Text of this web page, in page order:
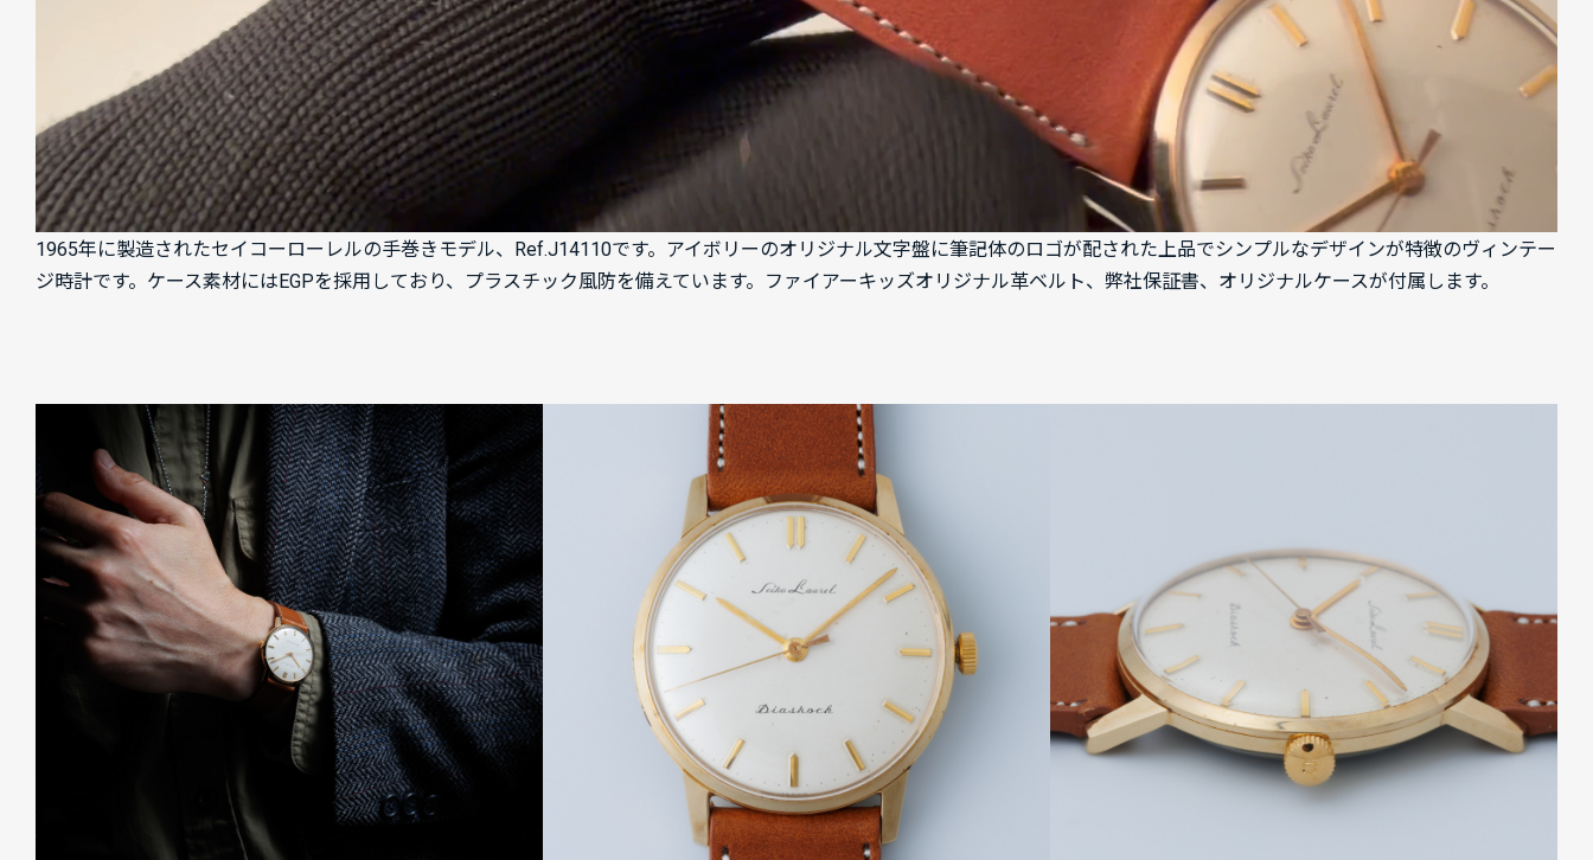
1965年に製造されたセイコーローレルの手巻きモデル、Ref.J14110です。アイボリーのオリジナル文字盤に筆記体のロゴが配された上品でシンプルなデザインが特徴のヴィンテー
ジ時計です。ケース素材にはEGPを採用しており、プラスチック風防を備えています。ファイアーキッズオリジナル革ベルト、弊社保証書、オリジナルケースが付属します。